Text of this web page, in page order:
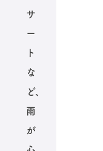
サ
ー
ト
な
ど、
雨
が